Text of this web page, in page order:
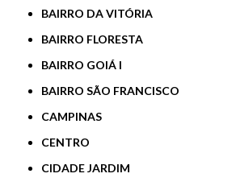
BAIRRO DA VITÓRIA
BAIRRO FLORESTA
BAIRRO GOIÁ I
BAIRRO SÃO FRANCISCO
CAMPINAS
CENTRO
CIDADE JARDIM